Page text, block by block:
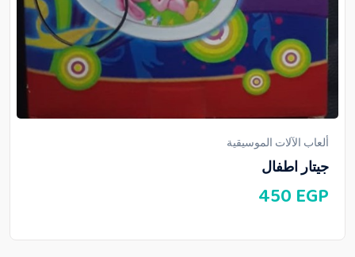
ألعاب الآلات الموسيقية
جيتار اطفال
450 EGP